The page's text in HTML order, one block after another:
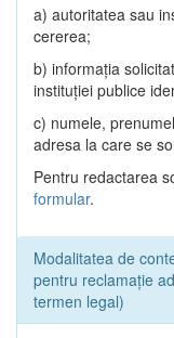
a) autoritatea sau
cererea;
b) informaţia
instituţiei publice
c) numele,
adresa la care se
Pentru redactarea
formular.
Modalitatea de
pentru reclamație
termen legal)